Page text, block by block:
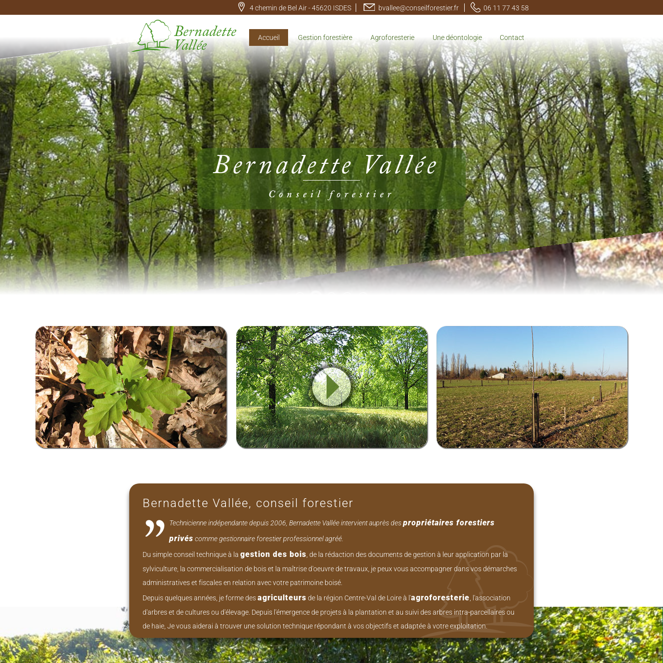
Accueil Gestion forestière Agroforesterie Une déontologie Contact
bvallee@conseilforestier.fr 06 11 77 43 58
4 chemin de Bel Air - 45620 ISDES
Bernadette Vallée
Conseil forestier
Bernadette Vallée, conseil forestier
Technicienne indépendante depuis 2006, Bernadette Vallée intervient auprès despropriétaires forestiers
privés comme gestionnaire forestier professionnel agréé.
Du simple conseil technique à la gestion des bois, de la rédaction des documents de gestion à leur application par la
sylviculture, la commercialisation de bois et la maîtrise d'oeuvre de travaux, je peux vous accompagner dans vos démarches
administratives et fiscales en relation avec votre patrimoine boisé.
Depuis quelques années, je forme desagriculteurs de la région Centre-Val de Loire à l'agroforesterie, l'association
d'arbres et de cultures ou d'élevage. Depuis l'émergence de projets à la plantation et au suivi des arbres intra-parcellaires ou
de haie, Je vous aiderai à trouver une solution technique répondant à vos objectifs et adaptée à votre exploitation.